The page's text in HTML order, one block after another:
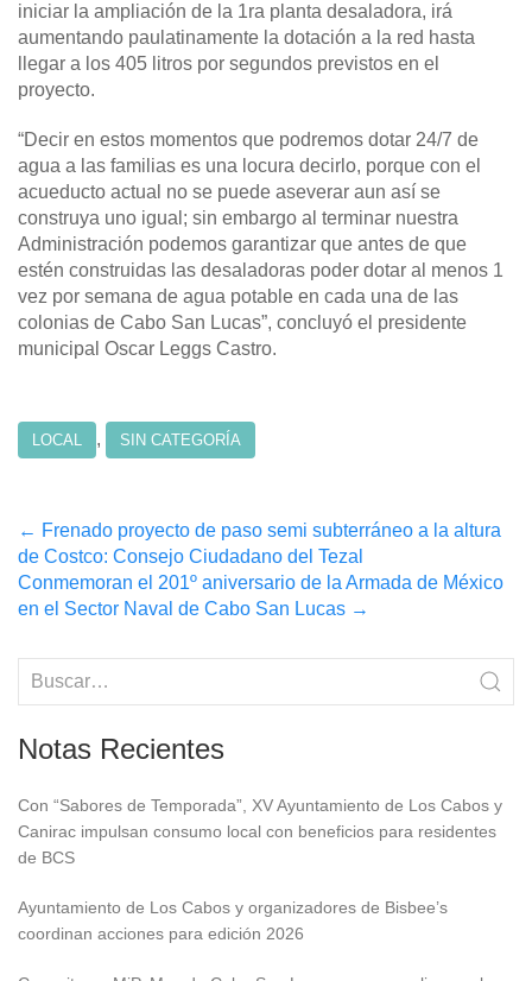
iniciar la ampliación de la 1ra planta desaladora, irá
aumentando paulatinamente la dotación a la red hasta
llegar a los 405 litros por segundos previstos en el
proyecto.
“Decir en estos momentos que podremos dotar 24/7 de
agua a las familias es una locura decirlo, porque con el
acueducto actual no se puede aseverar aun así se
construya uno igual; sin embargo al terminar nuestra
Administración podemos garantizar que antes de que
estén construidas las desaladoras poder dotar al menos 1
vez por semana de agua potable en cada una de las
colonias de Cabo San Lucas”, concluyó el presidente
municipal Oscar Leggs Castro.
LOCAL , SIN CATEGORÍA
Post
navigation
← Frenado proyecto de paso semi subterráneo a la altura
de Costco: Consejo Ciudadano del Tezal
Conmemoran el 201º aniversario de la Armada de México
en el Sector Naval de Cabo San Lucas →
Notas Recientes
Con “Sabores de Temporada”, XV Ayuntamiento de Los Cabos y
Canirac impulsan consumo local con beneficios para residentes
de BCS
Ayuntamiento de Los Cabos y organizadores de Bisbee’s
coordinan acciones para edición 2026